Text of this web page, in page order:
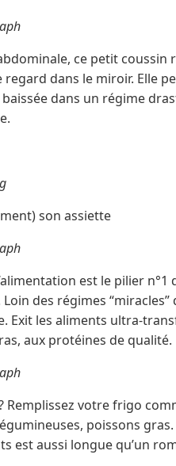
ce petit
regard dans le miroir. Elle
dans un régime
son assiette
est le pilier
des régimes
Exit les aliments ultra-
aux protéines de
Remplissez votre frigo
poissons
est aussi longue qu’un